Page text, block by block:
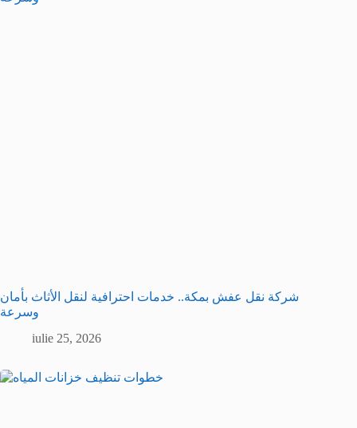
شركة نقل عفش بمكة.. خدمات احترافية لنقل الأثاث بأمان
وسرعة
iulie 25, 2026